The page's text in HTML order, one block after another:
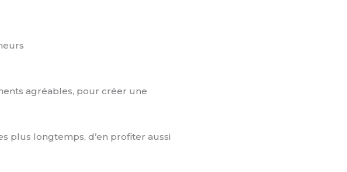
agréables, pour créer une
plus longtemps, d’en profiter aussi